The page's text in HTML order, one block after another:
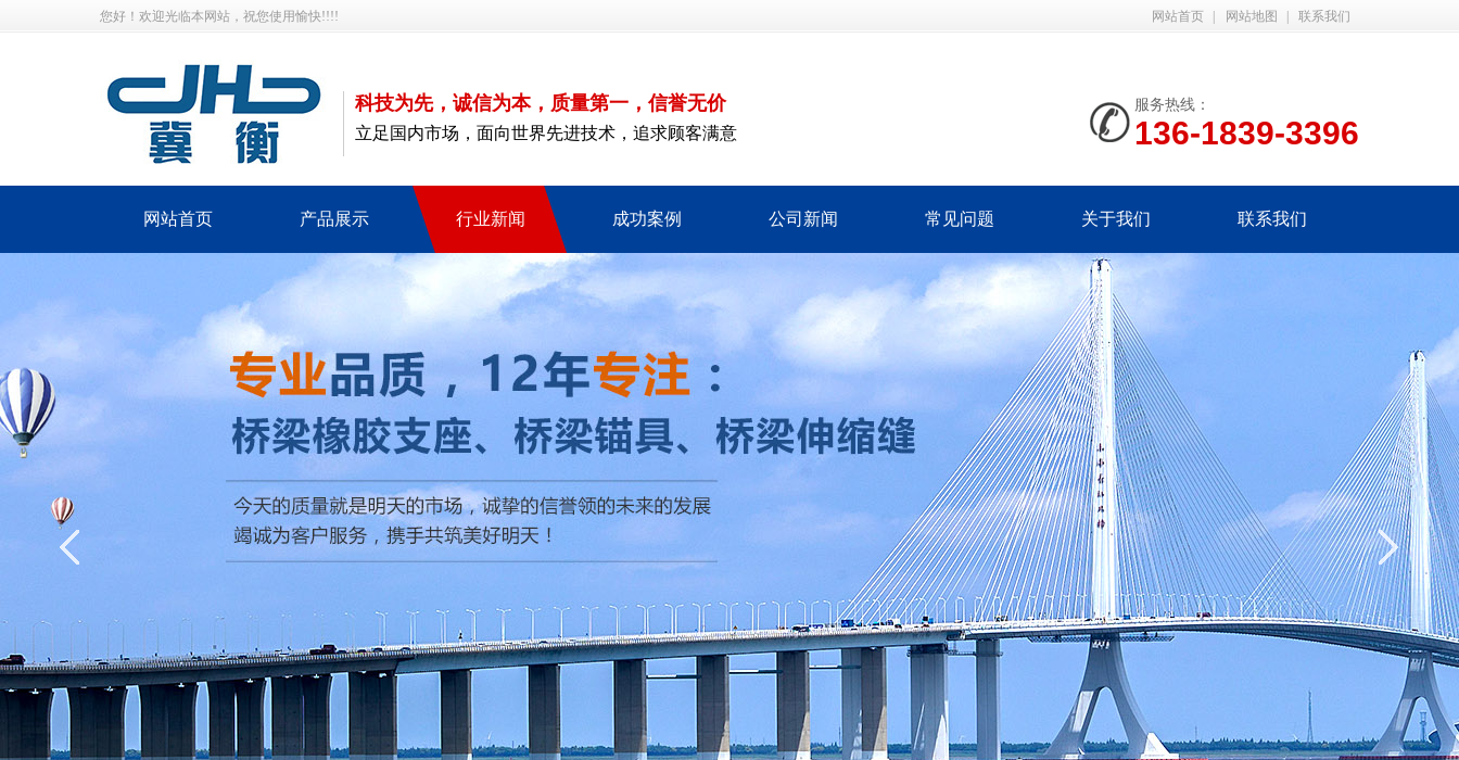
网站首页 网站地图 联系我们
您好！欢迎光临本网站，祝您使用愉快!!!!
科技为先，诚信为本，质量第一，信誉无价
立足国内市场，面向世界先进技术，追求顾客满意
服务热线：
136-1839-3396
网站首页 产品展示 行业新闻 成功案例 公司新闻 常见问题 关于我们 联系我们